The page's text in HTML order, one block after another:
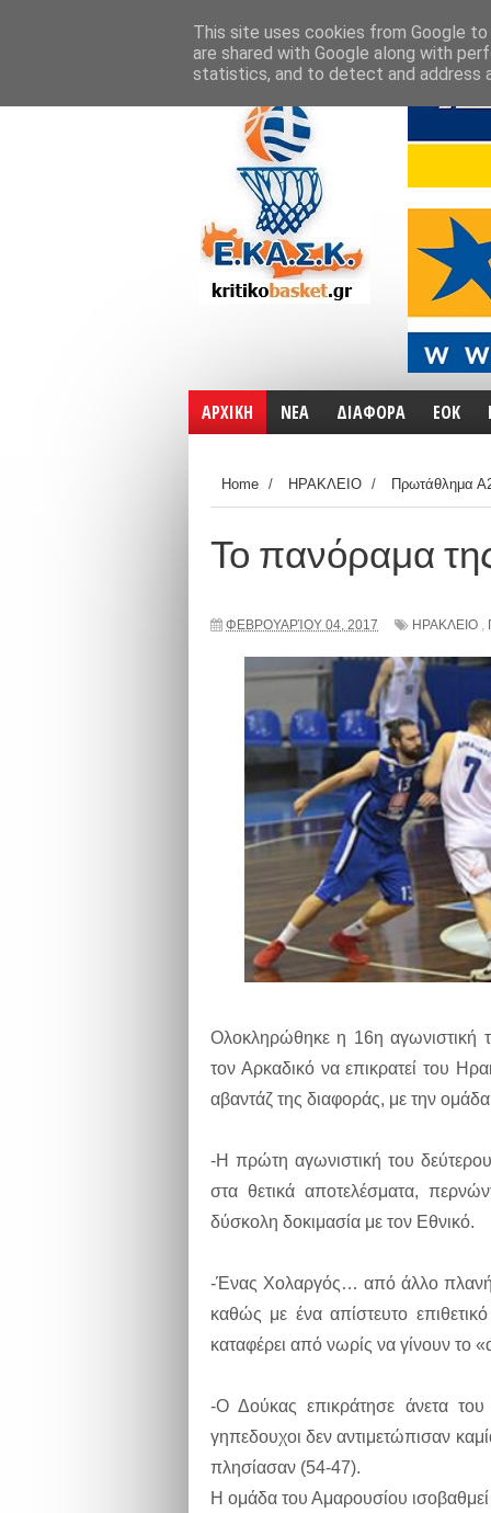
ΑΡΧΙΚΗ ΝΕΑ ΔΙΑΦΟΡΑ ΕΟΚ
Home / ΗΡΑΚΛΕΙΟ / Πρωτάθλημα
Το πανόραμα
ΦΕΒΡΟΥΑΡΊΟΥ 04, 2017 ΗΡΑΚΛΕΙΟ ,
Ολοκληρώθηκε η 16η αγωνιστική
τον Αρκαδικό να επικρατεί του
αβαντάζ της διαφοράς, με την
-Η πρώτη αγωνιστική του
στα θετικά αποτελέσματα,
δύσκολη δοκιμασία με τον Εθνικό.
-Ένας Χολαργός… από άλλο
καθώς με ένα απίστευτο
καταφέρει από νωρίς να γίνουν το
-Ο Δούκας επικράτησε άνετα
γηπεδουχοι δεν αντιμετώπισαν
πλησίασαν (54-47).
Η ομάδα του Αμαρουσίου
This site uses cookies from Google
are shared with Google along with
statistics, and to detect and address